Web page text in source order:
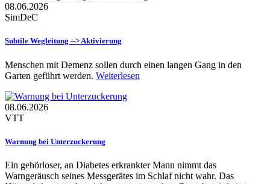
08.06.2026
SimDeC
Subtile Wegleitung --> Aktivierung
Menschen mit Demenz sollen durch einen langen Gang in den
Garten geführt werden. Weiterlesen
08.06.2026
VTT
Warnung bei Unterzuckerung
Ein gehörloser, an Diabetes erkrankter Mann nimmt das
Warngeräusch seines Messgerätes im Schlaf nicht wahr. Das